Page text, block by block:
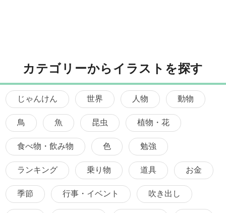
カテゴリーからイラストを探す
じゃんけん 世界 人物 動物
鳥 魚 昆虫 植物・花
食べ物・飲み物 色 勉強
ランキング 乗り物 道具 お金
季節 行事・イベント 吹き出し